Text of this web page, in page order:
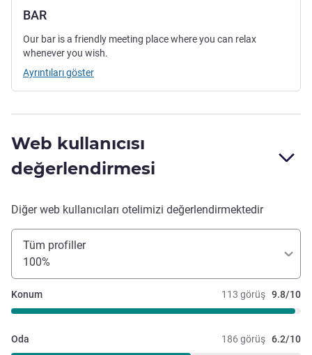
BAR
Our bar is a friendly meeting place where you can relax
whenever you wish.
Ayrıntıları göster
Web kullanıcısı
değerlendirmesi
Diğer web kullanıcıları otelimizi değerlendirmektedir
Tüm profiller
100%
113 görüş 9.8/10
Konum
186 görüş 6.2/10
Oda